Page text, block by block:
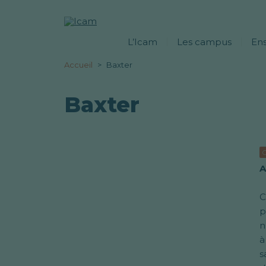
L’Icam Les campus
Accueil Baxter
Baxter